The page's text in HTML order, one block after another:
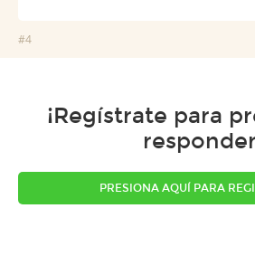
#4
¡Regístrate para
PRESIONA AQUÍ PARA